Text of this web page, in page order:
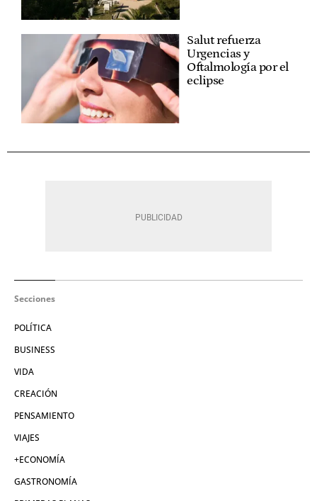
Salut refuerza
Urgencias y
Oftalmología por el
eclipse
Secciones
POLÍTICA
BUSINESS
VIDA
CREACIÓN
PENSAMIENTO
VIAJES
+ECONOMÍA
GASTRONOMÍA